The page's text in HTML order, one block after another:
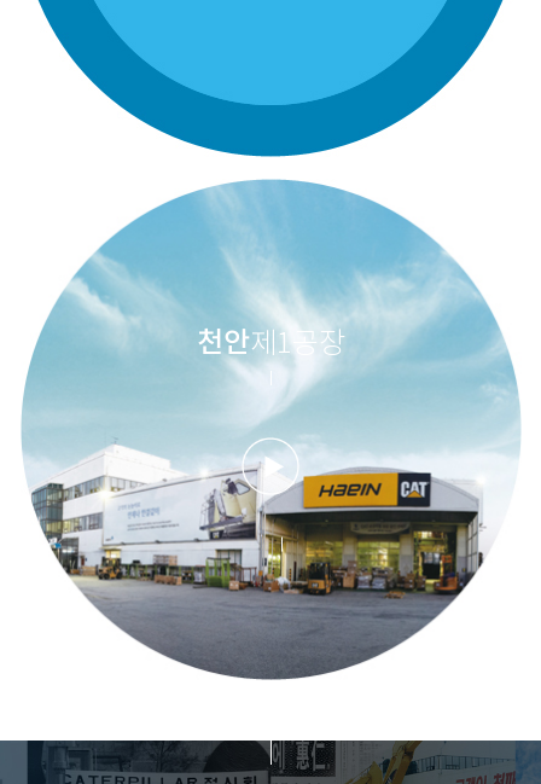
천안제1공장